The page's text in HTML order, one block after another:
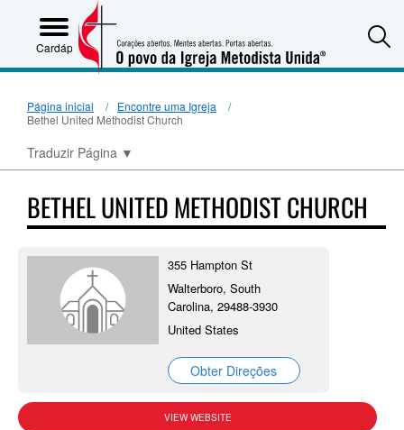
Cardápio
Página inicial
Encontre uma Igreja
Bethel United Methodist Church
Traduzir Página ▼
BETHEL UNITED METHODIST CHURCH
355 Hampton St
Walterboro, South
Carolina, 29488-3930
United States
Obter Direções
VIEW WEBSITE